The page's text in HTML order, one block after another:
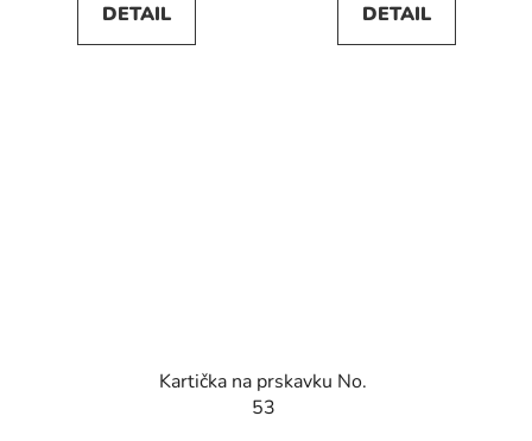
DETAIL DETAIL
Kartička na prskavku No.
53